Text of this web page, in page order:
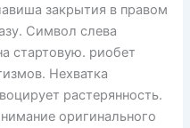
закрытия в правом
Символ слева
стартовую. риобет
Нехватка
растерянность.
оригинального